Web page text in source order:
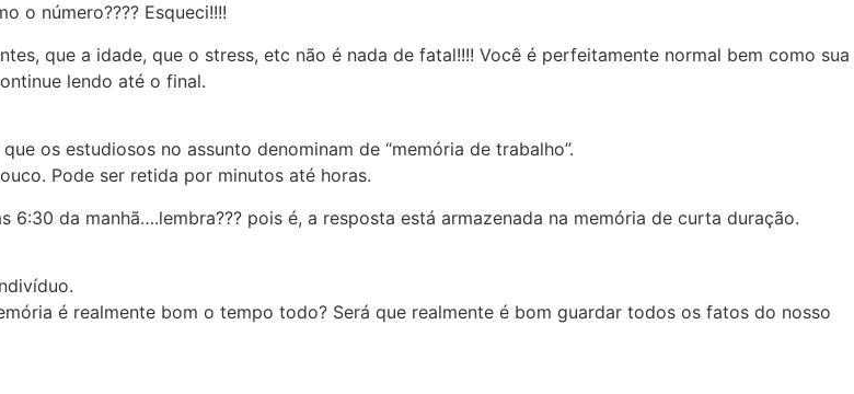
o número???? Esqueci!!!!
que a idade, que o stress, etc não é nada de fatal!!!! Você é perfeitamente normal bem como sua
lendo até o final.
os estudiosos no assunto denominam de “memória de trabalho”.
Pode ser retida por minutos até horas.
da manhã….lembra??? pois é, a resposta está armazenada na memória de curta duração.
é realmente bom o tempo todo? Será que realmente é bom guardar todos os fatos do nosso